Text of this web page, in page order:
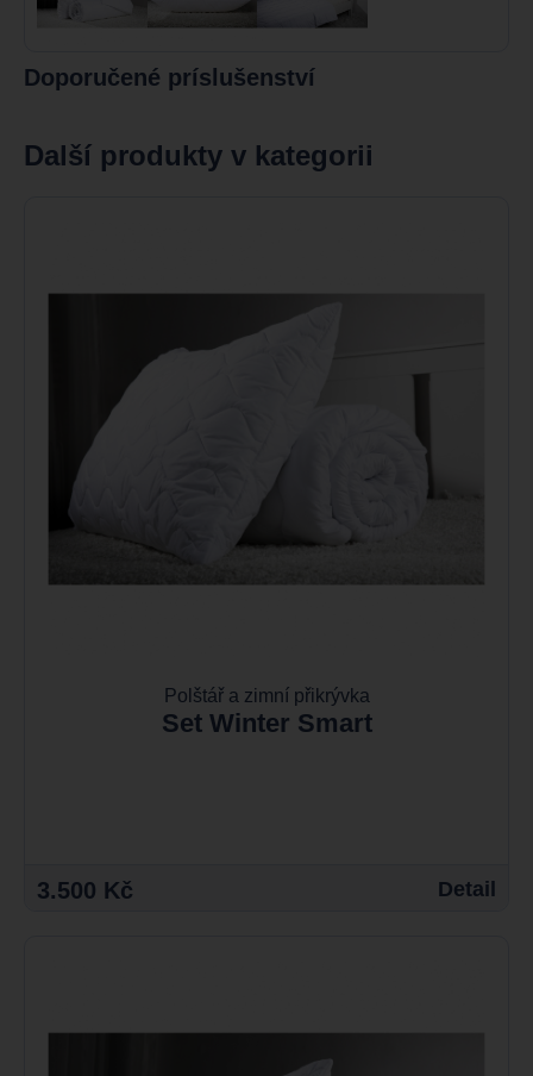
Doporučené príslušenství
Další produkty v kategorii
Polštář a zimní přikrývka
Set Winter Smart
3.500 Kč Detail